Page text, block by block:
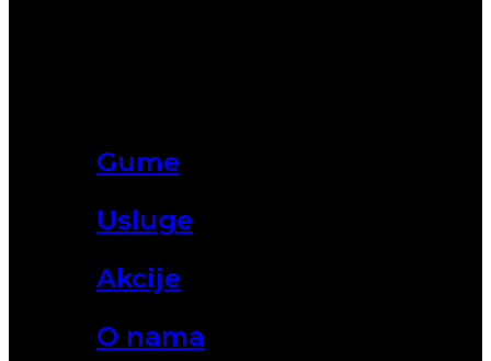
Gume
Usluge
Akcije
O nama